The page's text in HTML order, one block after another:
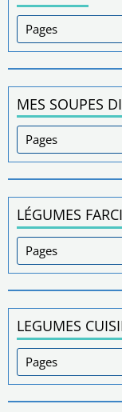
MES SOUPES
LÉGUMES
LEGUMES